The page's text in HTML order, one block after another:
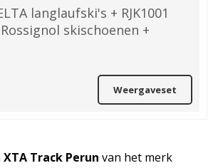
langlaufski's + RJK1001
skischoenen +
Weergaveset
XTA Track Perun van het merk